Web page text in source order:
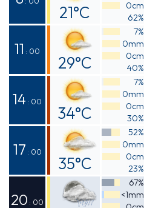
21°C
Odczuwalna
21°C
0cm
62%
11 : 00
29°C
Odczuwalna
29°C
7%
0mm
0cm
40%
14 : 00
34°C
Odczuwalna
33°C
7%
0mm
0cm
30%
17 : 00
35°C
Odczuwalna
34°C
52%
0mm
0cm
23%
20 : 00
67%
<1mm